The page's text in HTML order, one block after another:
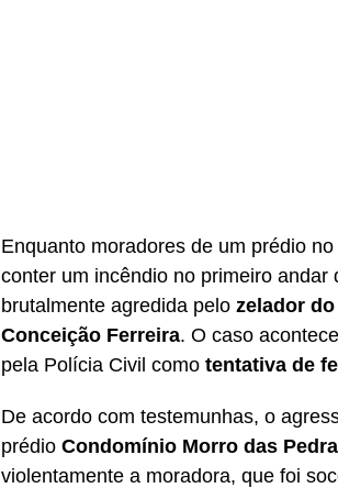
Enquanto moradores de um prédio
conter um incêndio no primeiro
brutalmente agredida pelo zelador
Conceição Ferreira. O caso
pela Polícia Civil como tentativa de
De acordo com testemunhas, o
prédio Condomínio Morro das
violentamente a moradora, que foi